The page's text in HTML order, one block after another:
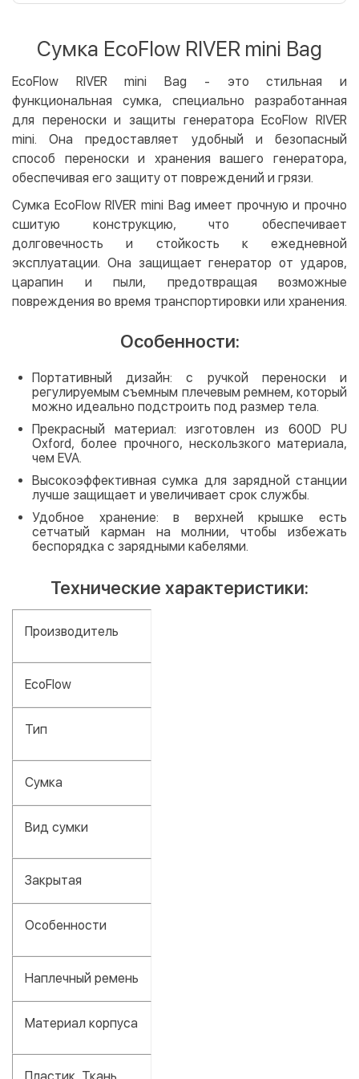
LiqPay
Apple Pay
Google Pay
Безналичный расчет
Оплата на карту юр.лица
Оплата на счет юр.лица
Бесплатно
Кредит
Мгновенная рассрочка (Приватбанк)
Оплата частями (Приватбанк)
Покупка частями (Монобанк)
Сумка EcoFlow RIVER mini Bag
EcoFlow RIVER mini Bag - это стильная и
функциональная сумка, специально разработанная
для переноски и защиты генератора EcoFlow RIVER
mini. Она предоставляет удобный и безопасный
способ переноски и хранения вашего генератора,
обеспечивая его защиту от повреждений и грязи.
Сумка EcoFlow RIVER mini Bag имеет прочную и прочно
сшитую конструкцию, что обеспечивает
долговечность и стойкость к ежедневной
эксплуатации. Она защищает генератор от ударов,
царапин и пыли, предотвращая возможные
повреждения во время транспортировки или хранения.
Особенности:
Портативный дизайн: с ручкой переноски и
регулируемым съемным плечевым ремнем, который
можно идеально подстроить под размер тела.
Прекрасный материал: изготовлен из 600D PU
Oxford, более прочного, нескользкого материала,
чем EVA.
Высокоэффективная сумка для зарядной станции
лучше защищает и увеличивает срок службы.
Удобное хранение: в верхней крышке есть
сетчатый карман на молнии, чтобы избежать
беспорядка с зарядными кабелями.
Технические характеристики:
Производитель
EcoFlow
Тип
Сумка
Вид сумки
Закрытая
Особенности
Наплечный ремень
Материал корпуса